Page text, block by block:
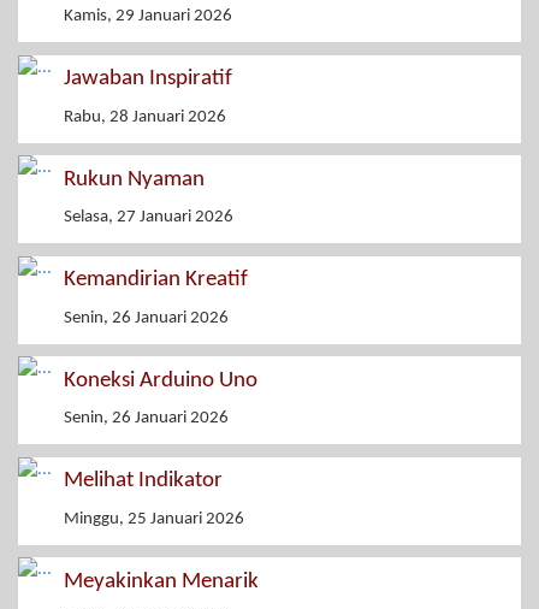
Kamis, 29 Januari 2026
Jawaban Inspiratif
Rabu, 28 Januari 2026
Rukun Nyaman
Selasa, 27 Januari 2026
Kemandirian Kreatif
Senin, 26 Januari 2026
Koneksi Arduino Uno
Senin, 26 Januari 2026
Melihat Indikator
Minggu, 25 Januari 2026
Meyakinkan Menarik